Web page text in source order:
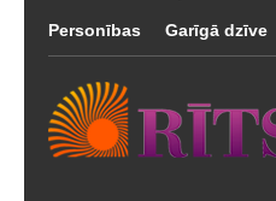
Personības Garīgā dzīve